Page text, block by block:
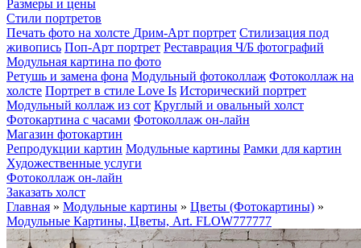
Размеры и цены
Стили портретов
Печать фото на холсте Дрим-Арт портрет Стилизация под
живопись Поп-Арт портрет Реставрация Ч/Б фотографий
Модульная картина по фото
Ретушь и замена фона Модульный фотоколлаж Фотоколлаж на
холсте Портрет в стиле Love Is Исторический портрет
Модульный коллаж из сот Круглый и овальный холст
Фотокартина с часами Фотоколлаж он-лайн
Магазин фотокартин
Репродукции картин Модульные картины Рамки для картин
Художественные услуги
Фотоколлаж он-лайн
Заказать холст
Главная » Модульные картины » Цветы (Фотокартины) »
Модульные Картины, Цветы, Art. FLOW777777